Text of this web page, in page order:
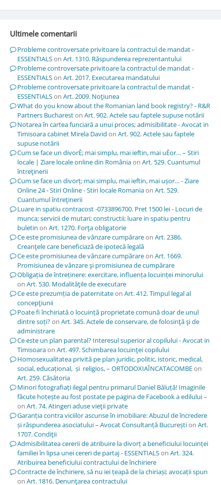
Ultimele comentarii
Probleme controversate privitoare la contractul de mandat -
ESSENTIALSon Art. 1310. Răspunderea reprezentantului
Probleme controversate privitoare la contractul de mandat -
ESSENTIALSon Art. 2017. Executarea mandatului
Probleme controversate privitoare la contractul de mandat -
ESSENTIALSon Art. 2009. Noţiunea
What do you know about the Romanian land book registry? - R&R
Partners Buchareston Art. 902. Actele sau faptele supuse notării
Notarea în cartea funciară a unui proces; admisibilitate - Avocat in
Timisoara cabinet Mirela David on Art. 902. Actele sau faptele
supuse notării
Cum se face un divorÈ; mai simplu, mai ieftin, mai uÈor… – Stiri
locale | Ziare locale online din Româniaon Art. 529. Cuantumul
întreţinerii
Cum se face un divorț; mai simplu, mai ieftin, mai ușor… - Ziare
Online 24 - Stiri Online - Stiri locale Romaniaon Art. 529.
Cuantumul întreţinerii
Luare in spatiu contracost -0733896700. Pret 1500 lei - Locuri de
munca; servicii de mutari; constructii; luare in spatiu pentru
buletin on Art. 1270. Forţa obligatorie
Ce este promisiunea de vânzare cumpărareon Art. 2386.
Creanţele care beneficiază de ipotecă legală
Ce este promisiunea de vânzare cumpărareon Art. 1669.
Promisiunea de vânzare şi promisiunea de cumpărare
Obligația de întreținere: exercitare, influența locuinței minorului
on Art. 530. Modalităţile de executare
Ce este prezumția de paternitateon Art. 412. Timpul legal al
concepţiunii
Poate fi închiriată o locuință proprietate comună doar de unul
dintre soți?on Art. 345. Actele de conservare, de folosinţă şi de
administrare
Ce este un plan parental? Interesul superior al copilului - Avocat in
Timisoaraon Art. 497. Schimbarea locuinţei copilului
Homosexualitatea privită pe plan juridic, politic, istoric, medical,
social, educațional, și religios, – ORTODOXIAÎNCATACOMBEon
Art. 259. Căsătoria
Minori fotografiați ilegal pentru primarul Daniel Băluță! Imaginile
făcute hoțește au fost postate pe pagina de Facebook a edilului –
on Art. 74. Atingeri aduse vieţii private
Garanția contra viciilor ascunse în imobiliare: Abuzul de încredere
și răspunderea asociatului – Avocat Consultanță Bucureștion Art.
1707. Condiţii
Admisibilitatea cererii de atribuire la divorț a beneficiului locuinței
familiei în lipsa unei cereri de partaj - ESSENTIALSon Art. 324.
Atribuirea beneficiului contractului de închiriere
Contracte de închiriere, să nu iei țeapă de la chiriași; avocații spun
on Art. 1816. Denunţarea contractului